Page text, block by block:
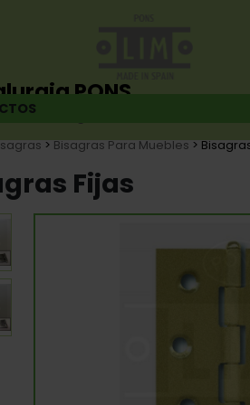
PONS
de bisagras desde 1925
>Bisagras Para Muebles>
Fijas